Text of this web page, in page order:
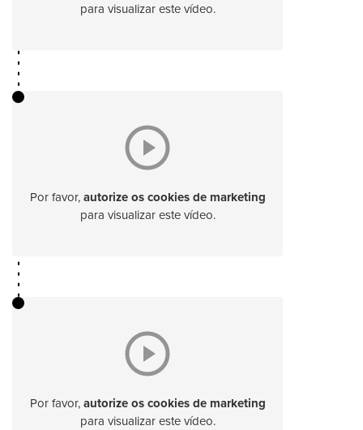
para visualizar este vídeo.
Por favor, autorize os cookies de marketing
para visualizar este vídeo.
Por favor, autorize os cookies de marketing
para visualizar este vídeo.